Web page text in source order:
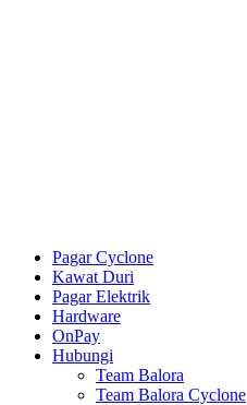
Pagar Cyclone
Kawat Duri
Pagar Elektrik
Hardware
OnPay
Hubungi
Team Balora
Team Balora Cyclone